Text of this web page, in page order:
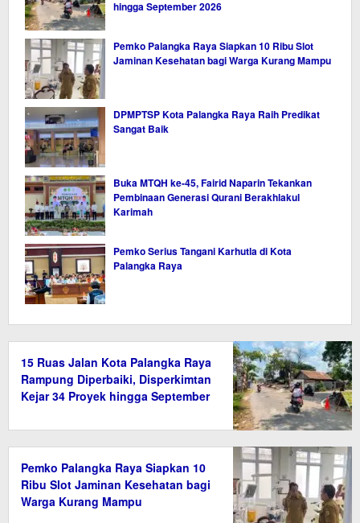
hingga September 2026
Pemko Palangka Raya Siapkan 10 Ribu Slot
Jaminan Kesehatan bagi Warga Kurang Mampu
DPMPTSP Kota Palangka Raya Raih Predikat
Sangat Baik
Buka MTQH ke-45, Fairid Naparin Tekankan
Pembinaan Generasi Qurani Berakhlakul
Karimah
Pemko Serius Tangani Karhutla di Kota
Palangka Raya
15 Ruas Jalan Kota Palangka Raya
Rampung Diperbaiki, Disperkimtan
Kejar 34 Proyek hingga September
Pemko Palangka Raya Siapkan 10
Ribu Slot Jaminan Kesehatan bagi
Warga Kurang Mampu